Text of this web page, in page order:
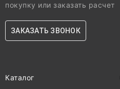
покупку или заказать расчет
ЗАКАЗАТЬ ЗВОНОК
Каталог